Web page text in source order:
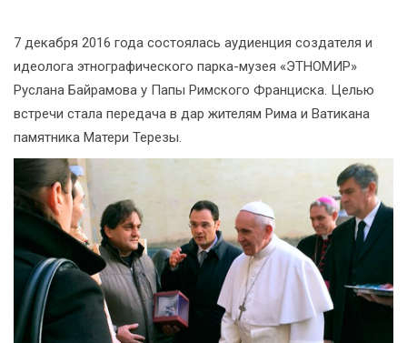
7 декабря 2016 года состоялась аудиенция создателя и
идеолога этнографического парка-музея «ЭТНОМИР»
Руслана Байрамова у Папы Римского Франциска. Целью
встречи стала передача в дар жителям Рима и Ватикана
памятника Матери Терезы.